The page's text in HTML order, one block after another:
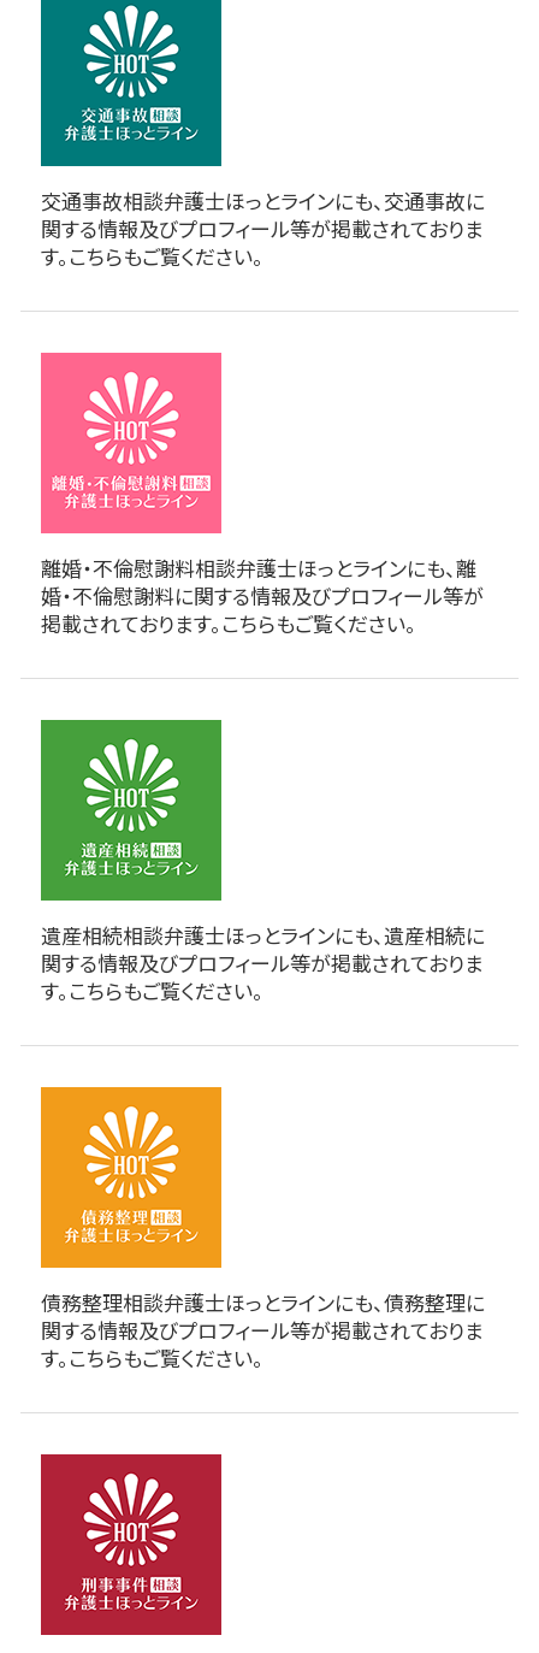
交通事故相談弁護士ほっとラインにも、交通事故に
関する情報及びプロフィール等が掲載されておりま
す。こちらもご覧ください。
離婚・不倫慰謝料相談弁護士ほっとラインにも、離
婚・不倫慰謝料に関する情報及びプロフィール等が
掲載されております。こちらもご覧ください。
遺産相続相談弁護士ほっとラインにも、遺産相続に
関する情報及びプロフィール等が掲載されておりま
す。こちらもご覧ください。
債務整理相談弁護士ほっとラインにも、債務整理に
関する情報及びプロフィール等が掲載されておりま
す。こちらもご覧ください。